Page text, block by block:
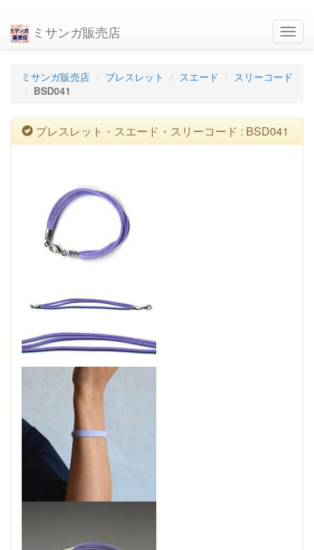
ミサンガ販売店
ミサンガ販売店 ブレスレット スエード
スリーコード
BSD041
ブレスレット・スエード・スリーコード : BSD041